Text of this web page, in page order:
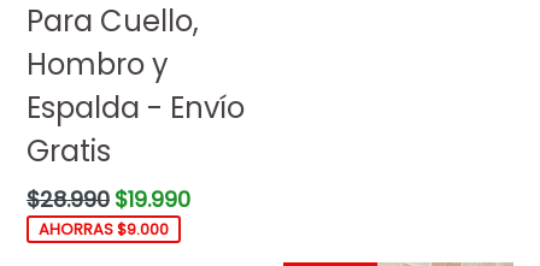
Para Cuello,
Hombro y
Espalda - Envío
Gratis
Precio
habitual
$28.990 $19.990
AHORRAS $9.000